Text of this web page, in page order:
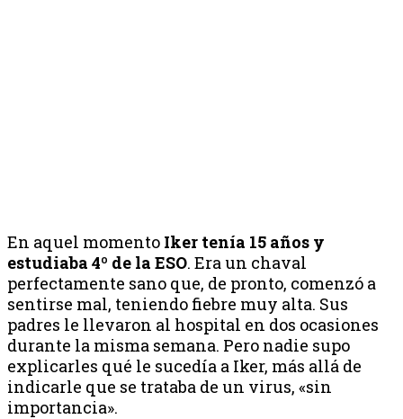
En aquel momento Iker tenía 15 años y
estudiaba 4º de la ESO. Era un chaval
perfectamente sano que, de pronto, comenzó a
sentirse mal, teniendo fiebre muy alta. Sus
padres le llevaron al hospital en dos ocasiones
durante la misma semana. Pero nadie supo
explicarles qué le sucedía a Iker, más allá de
indicarle que se trataba de un virus, «sin
importancia».